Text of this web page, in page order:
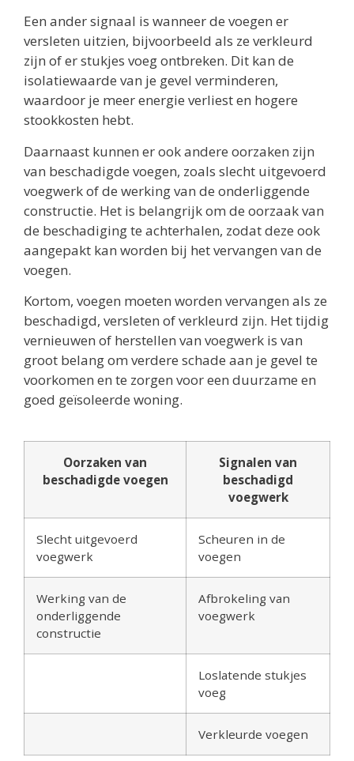
Een ander signaal is wanneer de voegen er
versleten uitzien, bijvoorbeeld als ze verkleurd
zijn of er stukjes voeg ontbreken. Dit kan de
isolatiewaarde van je gevel verminderen,
waardoor je meer energie verliest en hogere
stookkosten hebt.
Daarnaast kunnen er ook andere oorzaken zijn
van beschadigde voegen, zoals slecht uitgevoerd
voegwerk of de werking van de onderliggende
constructie. Het is belangrijk om de oorzaak van
de beschadiging te achterhalen, zodat deze ook
aangepakt kan worden bij het vervangen van de
voegen.
Kortom, voegen moeten worden vervangen als ze
beschadigd, versleten of verkleurd zijn. Het tijdig
vernieuwen of herstellen van voegwerk is van
groot belang om verdere schade aan je gevel te
voorkomen en te zorgen voor een duurzame en
goed geïsoleerde woning.
Oorzaken van
beschadigde voegen
Signalen van
beschadigd
voegwerk
Slecht uitgevoerd
voegwerk
Scheuren in de
voegen
Werking van de
onderliggende
constructie
Afbrokeling van
voegwerk
Loslatende stukjes
voeg
Verkleurde voegen